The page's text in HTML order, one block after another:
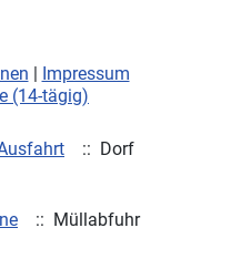
(14-tägig)
:: Dorf
:: Müllabfuhr
| Impressum